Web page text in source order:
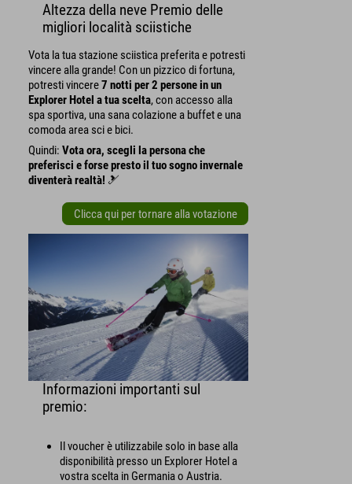
Altezza della neve Premio delle
migliori località sciistiche
Vota la tua stazione sciistica preferita e potresti
vincere alla grande! Con un pizzico di fortuna,
potresti vincere7 notti per 2 persone in un
Explorer Hotel a tua scelta, con accesso alla
spa sportiva, una sana colazione a buffet e una
comoda area sci e bici.
Quindi: Vota ora, scegli la persona che
preferisci e forse presto il tuo sogno invernale
diventerà realtà! 🎿
Clicca qui per tornare alla votazione
Informazioni importanti sul
premio:
Il voucher è utilizzabile solo in base alla
disponibilità presso un Explorer Hotel a
vostra scelta in Germania o Austria.